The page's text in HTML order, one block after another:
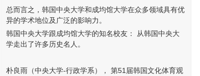
总而言之，韩国中央大学和成均馆大学在众多领域具有优
异的学术地位及广泛的影响力。
韩国中央大学跟成均馆大学的知名校友： 从韩国中央大
学走出了许多历史名人。
朴良雨（中央大学-行政学系）， 第51届韩国文化体育观